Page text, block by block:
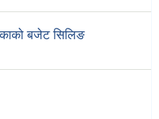
बजेट सिलिङ